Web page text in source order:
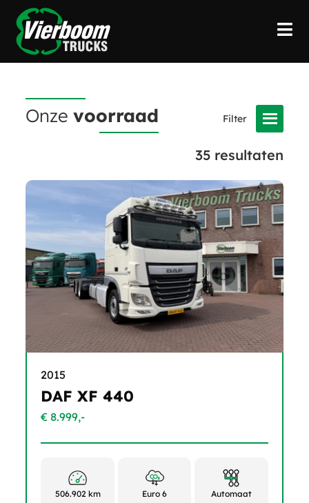
Onzevoorraad
35 resultaten
2015
DAF XF 440
€ 8.999,-
506.902 km Euro 6 Automaat